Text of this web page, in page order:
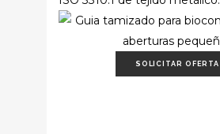
SOLICITAR OFERTA